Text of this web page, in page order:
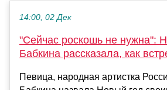
14:00, 02 Дек
"Сейчас роскошь не нужна":
Бабкина рассказала, как
Певица, народная артистка